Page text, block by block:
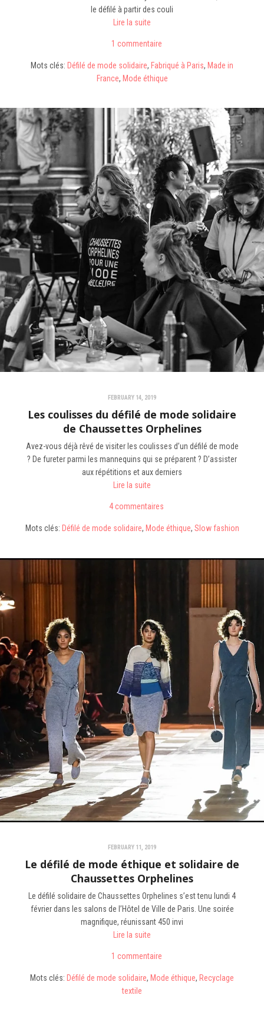
le défilé à partir des couli
Lire la suite
1 commentaire
Mots clés: Défilé de mode solidaire, Fabriqué à Paris, Made in
France, Mode éthique
FEBRUARY 14, 2019
Les coulisses du défilé de mode solidaire
de Chaussettes Orphelines
Avez-vous déjà rêvé de visiter les coulisses d’un défilé de mode
? De fureter parmi les mannequins qui se préparent ? D’assister
aux répétitions et aux derniers
Lire la suite
4 commentaires
Mots clés: Défilé de mode solidaire, Mode éthique, Slow fashion
FEBRUARY 11, 2019
Le défilé de mode éthique et solidaire de
Chaussettes Orphelines
Le défilé solidaire de Chaussettes Orphelines s’est tenu lundi 4
février dans les salons de l’Hôtel de Ville de Paris. Une soirée
magnifique, réunissant 450 invi
Lire la suite
1 commentaire
Mots clés: Défilé de mode solidaire, Mode éthique, Recyclage
textile